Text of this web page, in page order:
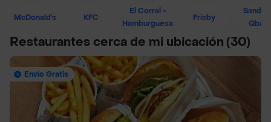
McDonald's KFC
El Corral -
Hamburguesa
Frisby
Restaurantes cerca de mi ubicación (30)
Envío Gratis